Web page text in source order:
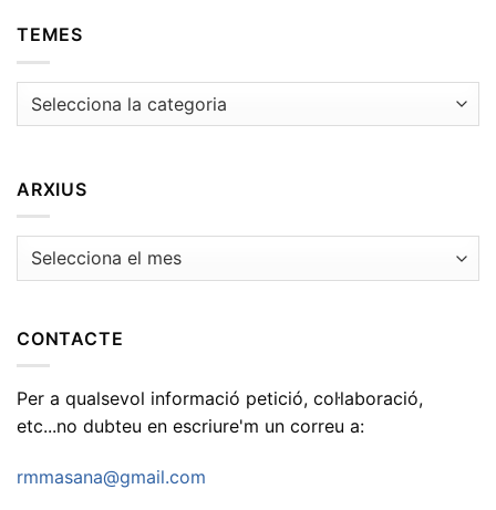
TEMES
Temes
ARXIUS
Arxius
CONTACTE
Per a qualsevol informació petició, col·laboració,
etc...no dubteu en escriure'm un correu a:
rmmasana@gmail.com